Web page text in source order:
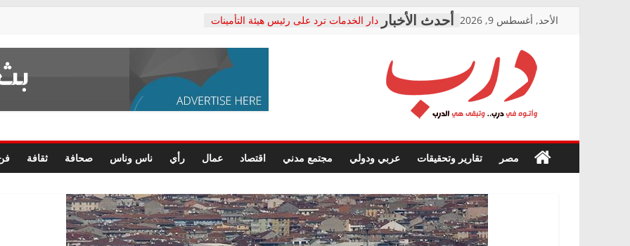
الأحد, أغسطس 9, 2026
دار الخدمات ترد على رئيس هيئة التأمينات
معاناة أصحاب المعاشات.. ونطالب بكشف
فرحات سليمان يكتب: القطاع الصحي إلى
حزب التحالف الشعبي يطلق لجنة “الحق
صور .. اعتماد الرسومات النهائية للقرار
الوزاري لمدينة الصحفيين.. وانتهاء أعمال
إنشاء المبنى الإداري
متابعة قضية الدكتور محمد زهران.. ويؤكد:
قرينة البراءة وضمانات المحاكمة العادلة
حق أصيل
درب
في
درب..
مصر تقارير وتحقيقات عربي ودولي مجتمع مدني اقتصاد عمال رأي ناس وناس صحافة ثقافة